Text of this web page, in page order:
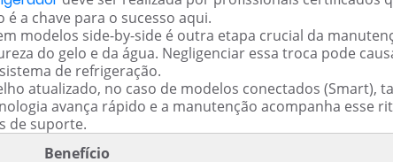
a chave para o sucesso aqui.
modelos side-by-side é outra etapa crucial da
do gelo e da água. Negligenciar essa troca pode
de refrigeração.
atualizado, no caso de modelos conectados (Smart),
avança rápido e a manutenção acompanha esse
de suporte.
Benefício